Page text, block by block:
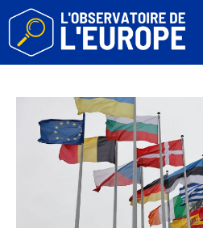
Aller
contenu